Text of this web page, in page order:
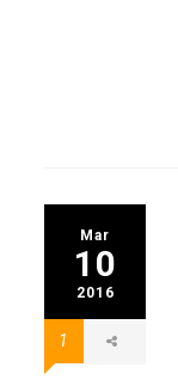
Mar
10
2016
1